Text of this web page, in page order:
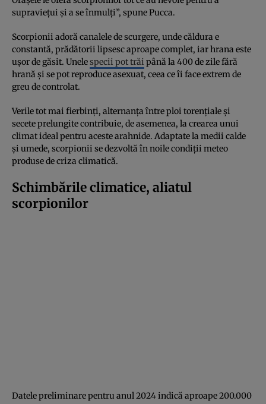
supraviețui și a se înmulți”, spune Pucca.
Scorpionii adoră canalele de scurgere, unde căldura e
constantă, prădătorii lipsesc aproape complet, iar hrana este
ușor de găsit. Unelespecii pot trăi până la 400 de zile fără
hrană și se pot reproduce asexuat, ceea ce îi face extrem de
greu de controlat.
Verile tot mai fierbinți, alternanța între ploi torențiale și
secete prelungite contribuie, de asemenea, la crearea unui
climat ideal pentru aceste arahnide. Adaptate la medii calde
și umede, scorpionii se dezvoltă în noile condiții meteo
produse de criza climatică.
Schimbările climatice, aliatul
scorpionilor
Datele preliminare pentru anul 2024 indică aproape 200.000